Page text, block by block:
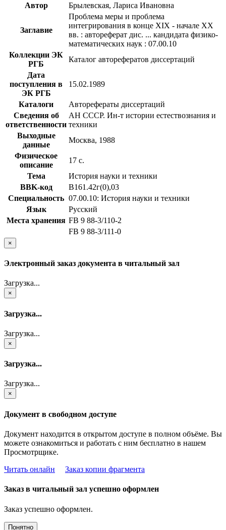
Автор Брылевская, Лариса Ивановна
Заглавие
Проблема меры и проблема
интегрирования в конце XIX - начале XX
вв. : автореферат дис. ... кандидата физико-
математических наук : 07.00.10
Коллекции ЭК
РГБ
Каталог авторефератов диссертаций
Дата
поступления в
ЭК РГБ
15.02.1989
Каталоги
Авторефераты диссертаций
Сведения об
ответственности
АН СССР. Ин-т истории естествознания и
техники
Выходные
данные
Москва, 1988
Физическое
описание
17 с.
Тема
История науки и техники
BBK-код
В161.42г(0),03
Специальность 07.00.10: История науки и техники
Язык
Русский
Места хранения FB 9 88-3/110-2
FB 9 88-3/111-0
×
Электронный заказ документа в читальный зал
Загрузка...
×
Загрузка...
Загрузка...
×
Загрузка...
Загрузка...
×
Документ в свободном доступе
Документ находится в открытом доступе в полном объёме. Вы
можете ознакомиться и работать с ним бесплатно в нашем
Просмотрщике.
Читать онлайн
Заказ копии фрагмента
Заказ в читальный зал успешно оформлен
Заказ успешно оформлен.
Понятно